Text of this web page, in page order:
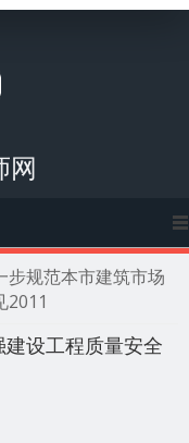
网
步规范本市建筑市场
2011
设工程质量安全